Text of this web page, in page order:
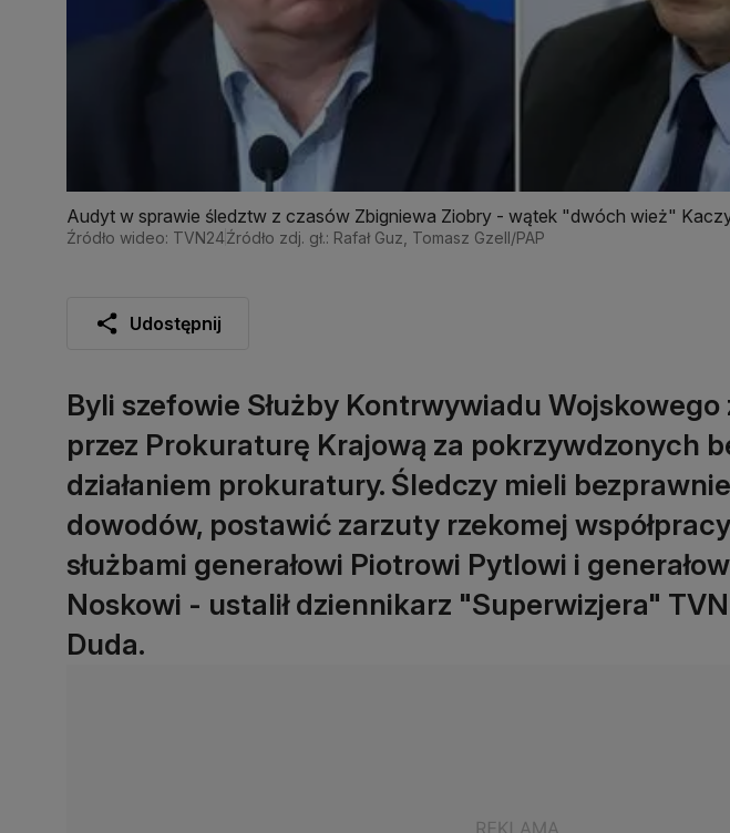
Audyt w sprawie śledztw z czasów Zbigniewa Ziobry - wątek "dwóch wież"
reportera TVN24
Źródło wideo: TVN24Źródło zdj. gł.: Rafał Guz, Tomasz Gzell/PAP
Udostępnij
Byli szefowie Służby Kontrwywiadu
przez Prokuraturę Krajową za pokrzywdzonych
działaniem prokuratury. Śledczy mieli
dowodów, postawić zarzuty rzekomej
służbami generałowi Piotrowi Pytlowi i
Noskowi - ustalił dziennikarz "Superwizjera"
Duda.